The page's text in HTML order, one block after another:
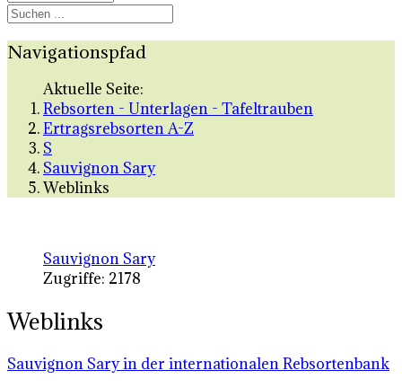
Navigationspfad
Aktuelle Seite:
Rebsorten - Unterlagen - Tafeltrauben
Ertragsrebsorten A-Z
S
Sauvignon Sary
Weblinks
Sauvignon Sary
Zugriffe: 2178
Weblinks
Sauvignon Sary in der internationalen Rebsortenbank